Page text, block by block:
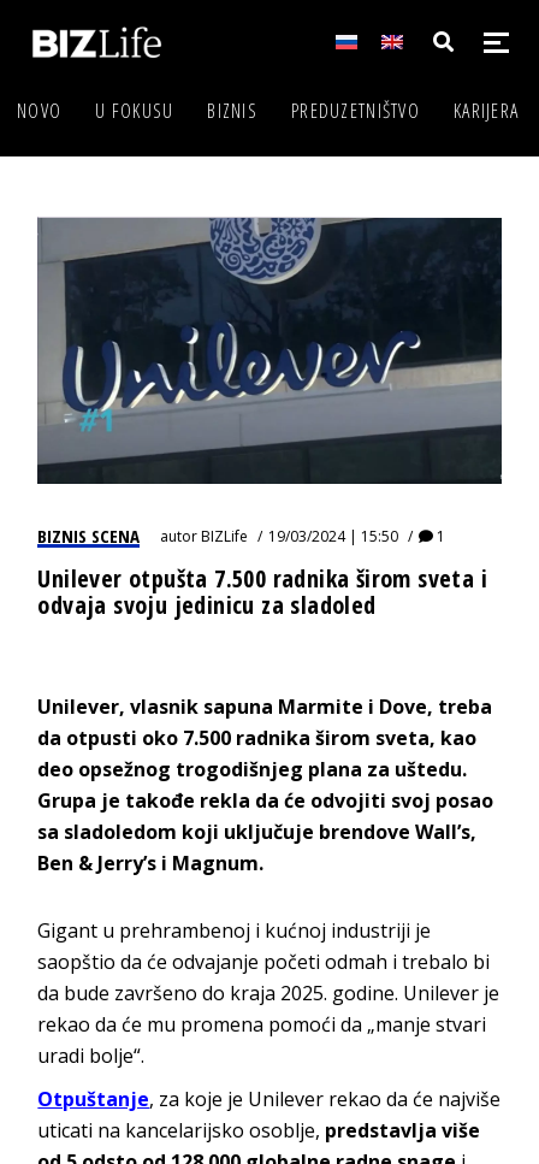
NOVO U FOKUSU BIZNIS PREDUZETNIŠTVO KARIJERA
BIZNIS SCENA autorBIZLife 19/03/2024 | 15:50 1
Unilever otpušta 7.500 radnika širom sveta i
odvaja svoju jedinicu za sladoled
Unilever, vlasnik sapuna Marmite i Dove, treba
da otpusti oko 7.500 radnika širom sveta, kao
deo opsežnog trogodišnjeg plana za uštedu.
Grupa je takođe rekla da će odvojiti svoj posao
sa sladoledom koji uključuje brendove Wall’s,
Ben & Jerry’s i Magnum.
Gigant u prehrambenoj i kućnoj industriji je
saopštio da će odvajanje početi odmah i trebalo bi
da bude završeno do kraja 2025. godine. Unilever je
rekao da će mu promena pomoći da „manje stvari
uradi bolje“.
Otpuštanje, za koje je Unilever rekao da će najviše
uticati na kancelarijsko osoblje, predstavlja više